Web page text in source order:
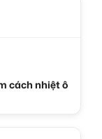
cách nhiệt ô